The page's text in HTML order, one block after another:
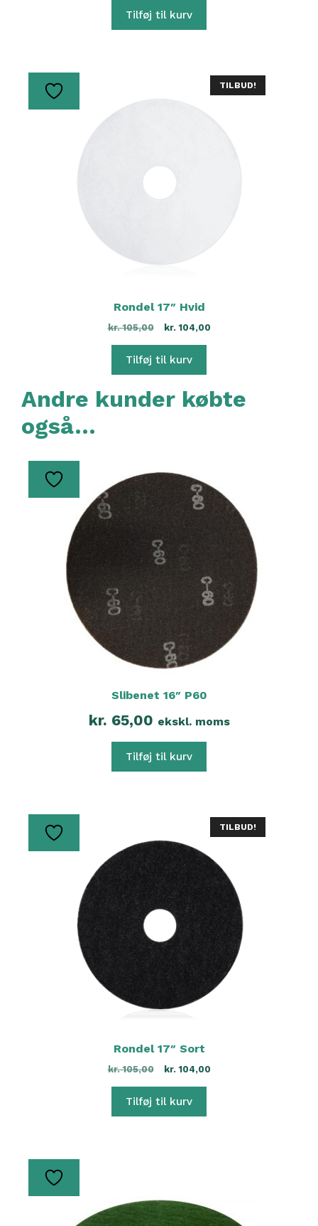
Tilføj til kurv
TILBUD!
Rondel 17″ Hvid
kr.105,00 kr. 104,00
Tilføj til kurv
Andre kunder købte
også…
Slibenet 16″ P60
kr. 65,00 ekskl. moms
Tilføj til kurv
TILBUD!
Rondel 17″ Sort
kr.105,00 kr. 104,00
Tilføj til kurv